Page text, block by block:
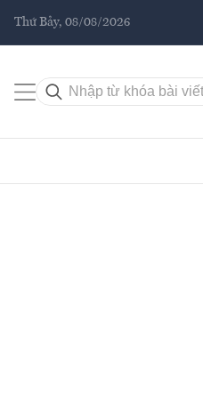
Thứ Bảy, 08/08/2026